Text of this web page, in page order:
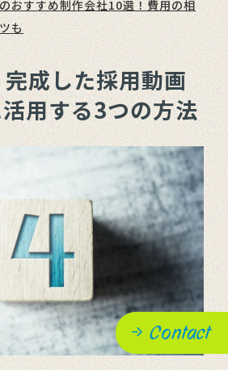
Contact
おすすめ制作会社10選！費用の相
も
成した採用動画
用する3つの方法